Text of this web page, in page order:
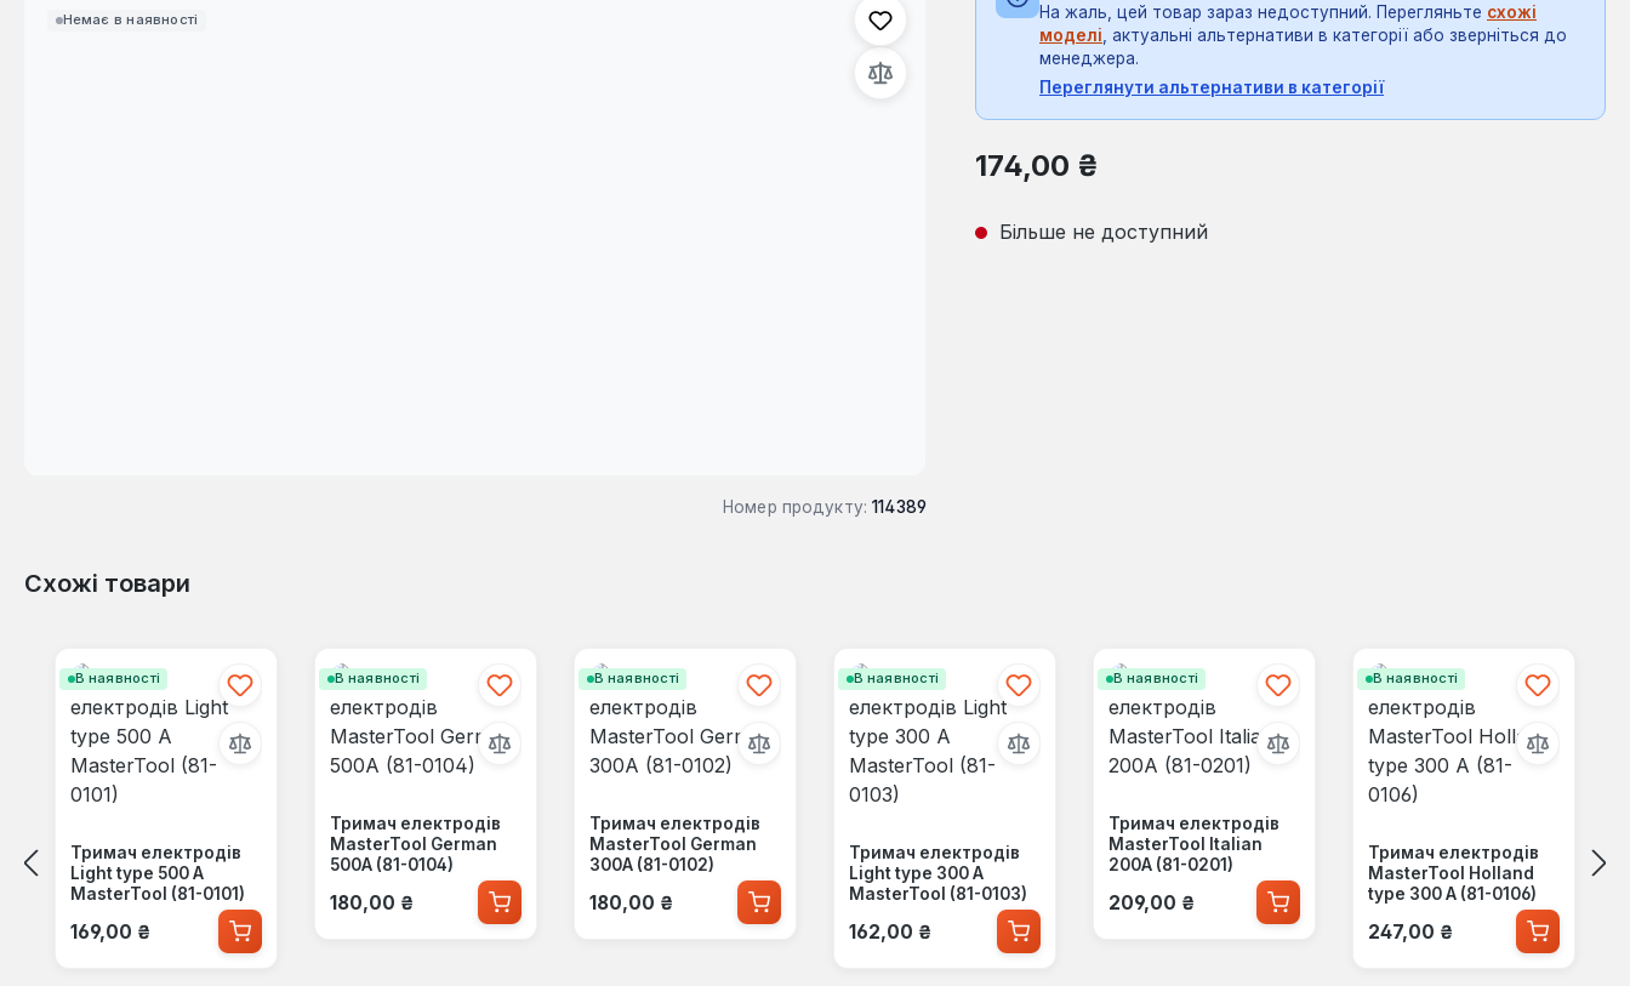
Немає в наявності
Номер продукту: 114389
На жаль, цей товар зараз недоступний. Перегляньте схожі
моделі , актуальні альтернативи в категорії або зверніться до
менеджера.
Переглянути альтернативи в категорії
Звичайна ціна:
174,00 ₴
Більше не доступний
Схожі товари
В наявності
Тримач електродів
Light type 500 А
MasterTool (81-0101)
Звичайна ціна:
169,00 ₴
В наявності
Тримач електродів
MasterTool German
500А (81-0104)
Звичайна ціна:
180,00 ₴
В наявності
Тримач електродів
MasterTool German
300А (81-0102)
Звичайна ціна:
180,00 ₴
В наявності
Тримач електродів
Light type 300 А
MasterTool (81-0103)
Звичайна ціна:
162,00 ₴
В наявності
Тримач електродів
MasterTool Italian
200А (81-0201)
Звичайна ціна:
209,00 ₴
В наявності
Тримач електродів
MasterTool Holland
type 300 А (81-0106)
Звичайна ціна:
247,00 ₴